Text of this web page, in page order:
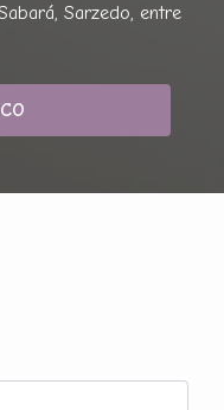
Sarzedo, entre